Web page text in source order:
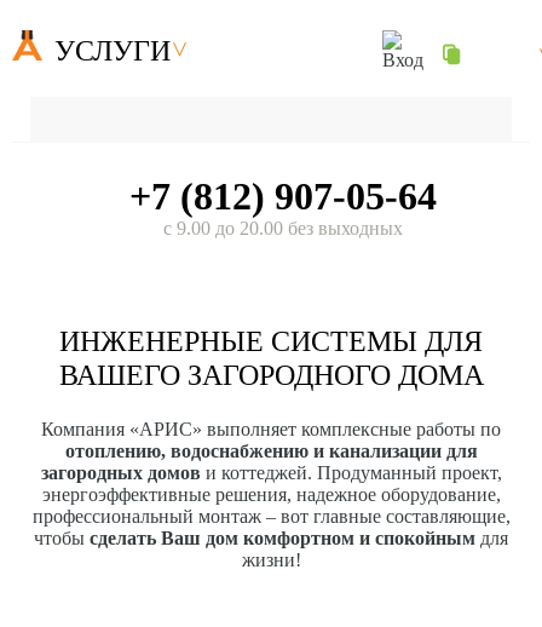
УСЛУГИ
+7 (812) 907-05-64
с 9.00 до 20.00 без выходных
ИНЖЕНЕРНЫЕ СИСТЕМЫ ДЛЯ
ВАШЕГО ЗАГОРОДНОГО ДОМА
Компания «АРИС» выполняет комплексные работы по
отоплению, водоснабжению и канализации для
загородных домов и коттеджей. Продуманный проект,
энергоэффективные решения, надежное оборудование,
профессиональный монтаж – вот главные составляющие,
чтобы сделать Ваш дом комфортном и спокойным для
жизни!